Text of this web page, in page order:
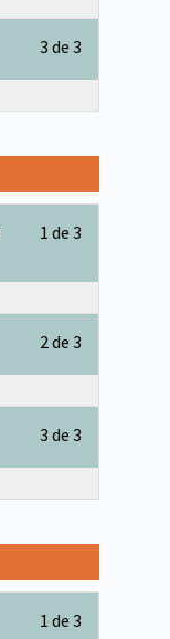
3 de 3
1 de 3
2 de 3
3 de 3
1 de 3